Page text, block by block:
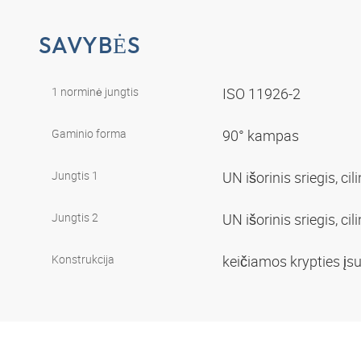
SAVYBĖS
1 norminė jungtis ISO 11926-2
Gaminio forma 90° kampas
Jungtis 1 UN išorinis sriegis,
Jungtis 2 UN išorinis sriegis,
Konstrukcija keičiamos krypties